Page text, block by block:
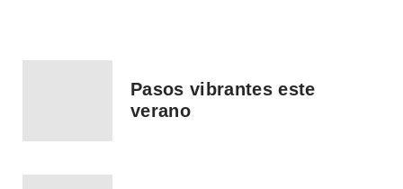
Pasos vibrantes este
verano